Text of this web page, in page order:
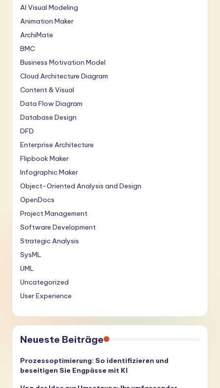
AI Visual Modeling
Animation Maker
ArchiMate
BMC
Business Motivation Model
Cloud Architecture Diagram
Content & Visual
Data Flow Diagram
Database Design
DFD
Enterprise Architecture
Flipbook Maker
Infographic Maker
Object-Oriented Analysis and Design
OpenDocs
Project Management
Software Development
Strategic Analysis
SysML
UML
Uncategorized
User Experience
Neueste Beiträge
Prozessoptimierung: So identifizieren und
beseitigen Sie Engpässe mit KI